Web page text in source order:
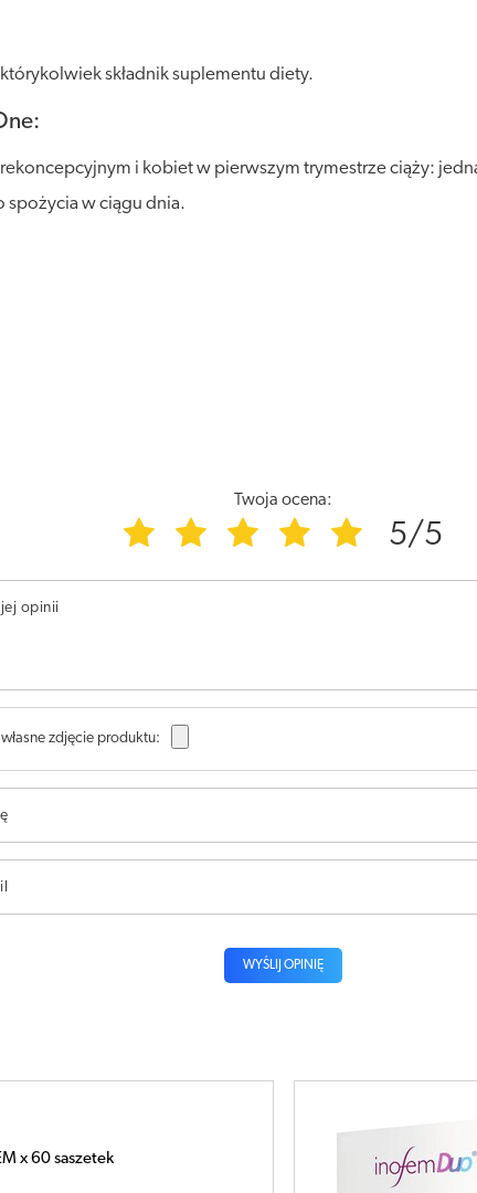
składnik suplementu diety.
i kobiet w pierwszym trymestrze ciąży:
spożycia w ciągu dnia.
Twoja ocena:
5/5
opinii
zdjęcie produktu:
WYŚLIJ OPINIĘ
Duo x 24 tabletek